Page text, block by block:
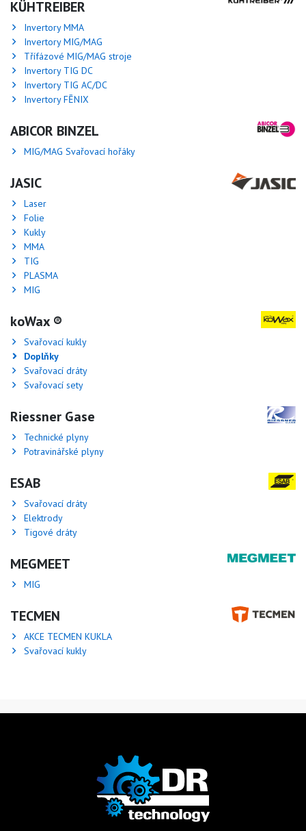
KÜHTREIBER
Invertory MMA
Invertory MIG/MAG
Třífázové MIG/MAG stroje
Invertory TIG DC
Invertory TIG AC/DC
Invertory FĒNIX
ABICOR BINZEL
MIG/MAG Svařovací hořáky
JASIC
Laser
Folie
Kukly
MMA
TIG
PLASMA
MIG
koWax ®
Svařovací kukly
Doplňky
Svařovací dráty
Svařovací sety
Riessner Gase
Technické plyny
Potravinářské plyny
ESAB
Svařovací dráty
Elektrody
Tigové dráty
MEGMEET
MIG
TECMEN
AKCE TECMEN KUKLA
Svařovací kukly